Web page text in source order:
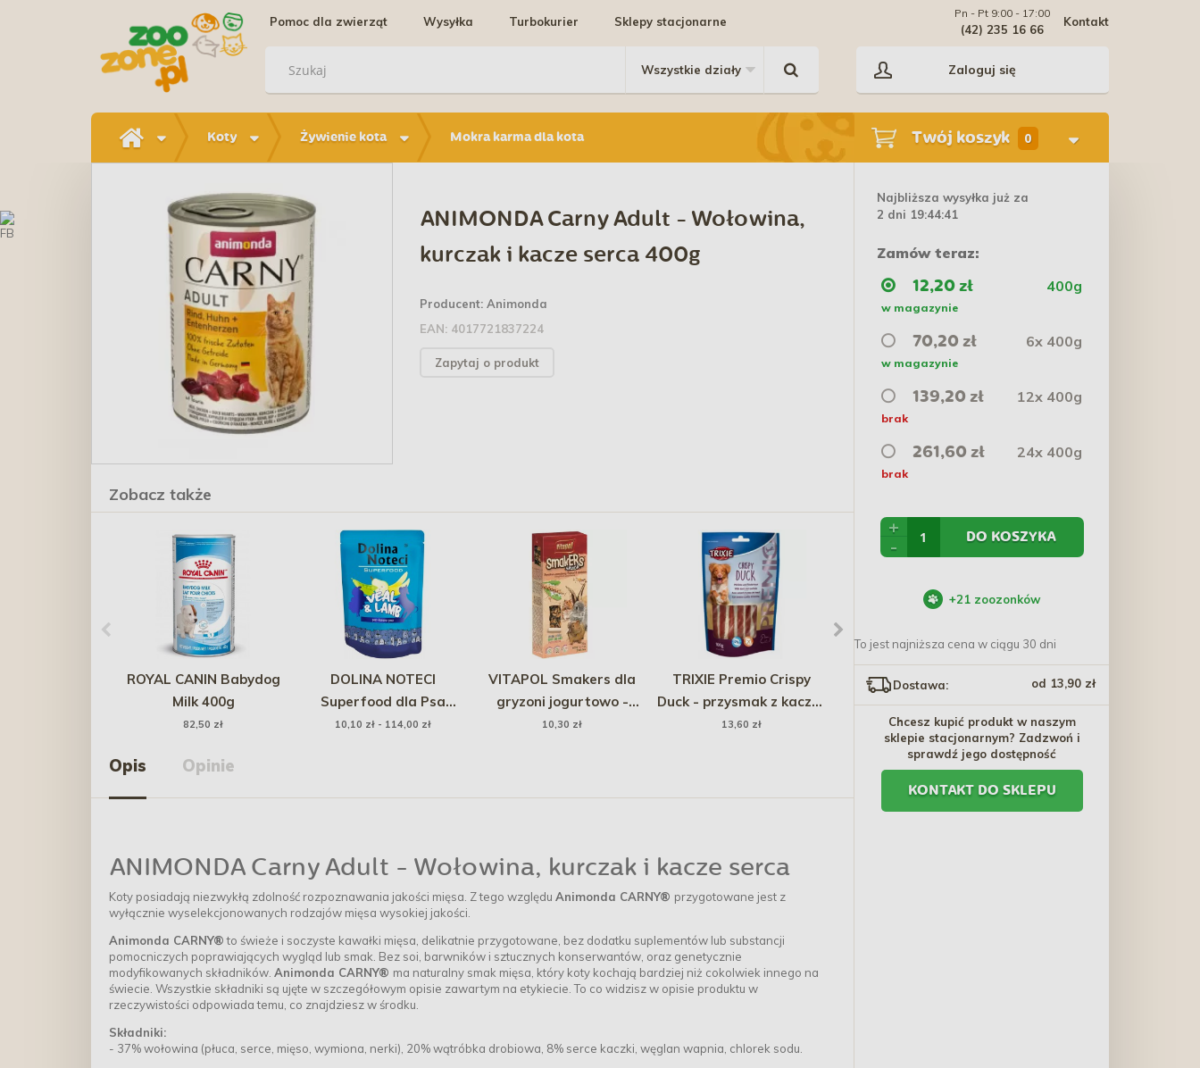
Pomoc dla zwierząt Wysyłka Turbokurier Sklepy stacjonarne Kontakt
Pn - Pt 9:00 - 17:00
(42) 235 16 66
Zaloguj się
Koty Żywienie kota Mokra karma dla kota Twój koszyk 0
ANIMONDA Carny Adult - Wołowina,
kurczak i kacze serca 400g
Producent:Animonda
EAN: 4017721837224
Zapytaj o produkt
Zobacz także
ROYAL CANIN Babydog
Milk 400g
82,50 zł
DOLINA NOTECI
Superfood dla Psa
Cielęcina i Jagnięcina
10,10 zł - 114,00 zł
VITAPOL Smakers dla
gryzoni jogurtowo -
mniszkowy 2 szt.
10,30 zł
TRIXIE Premio Crispy
Duck - przysmak z kaczką
100g
13,60 zł
PLATINUM Fit-Bits Detox
150g
34,50 zł
AMIPLAY Smycz Samba -
Różowa
29,39 zł - 44,09 zł
Opis Opinie
ANIMONDA Carny Adult - Wołowina, kurczak i kacze serca
Koty posiadają niezwykłą zdolność rozpoznawania jakości mięsa. Z tego względu Animonda CARNY® przygotowane jest z
wyłącznie wyselekcjonowanych rodzajów mięsa wysokiej jakości.
Animonda CARNY®to świeże i soczyste kawałki mięsa, delikatnie przygotowane, bez dodatku suplementów lub substancji
pomocniczych poprawiających wygląd lub smak. Bez soi, barwników i sztucznych konserwantów, oraz genetycznie
modyfikowanych składników. Animonda CARNY® ma naturalny smak mięsa, który koty kochają bardziej niż cokolwiek innego na
świecie. Wszystkie składniki są ujęte w szczegółowym opisie zawartym na etykiecie. To co widzisz w opisie produktu w
rzeczywistości odpowiada temu, co znajdziesz w środku.
Składniki:
- 37% wołowina (płuca, serce, mięso, wymiona, nerki), 20% wątróbka drobiowa, 8% serce kaczki, węglan wapnia, chlorek sodu.
Najbliższa wysyłka już za
2 dni 19:44:40
Zamów teraz:
12,20 zł 400g
w magazynie
70,20 zł 6x 400g
w magazynie
139,20 zł 12x 400g
brak
261,60 zł 24x 400g
brak
+
-
DO KOSZYKA
+21 zoozonków
To jest najniższa cena w ciągu 30 dni
Dostawa: od 13,90 zł
Chcesz kupić produkt w naszym
sklepie stacjonarnym? Zadzwoń i
sprawdź jego dostępność
KONTAKT DO SKLEPU